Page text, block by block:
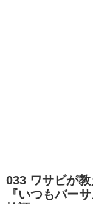
033 ワサビが
『いつもバー